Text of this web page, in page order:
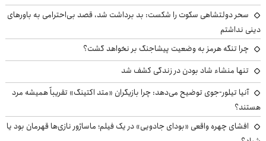
سحر دولتشاهی سکوت را شکست: بد برداشت شد، قصد بی‌احترامی به باورهای
دینی نداشتم
چرا تنگه هرمز به وضعیت پیشاجنگ بر نخواهد گشت؟
تنها منشاء شاد بودن در زندگی کشف شد
آنیا تیلور-جوی توضیح می‌دهد: چرا بازیگران «متد اکتینگ» تقریباً همیشه مرد
هستند؟
افشای چهره واقعی «بودای جادویی» در یک فیلم؛ ماساژور نازی‌ها قهرمان بود یا